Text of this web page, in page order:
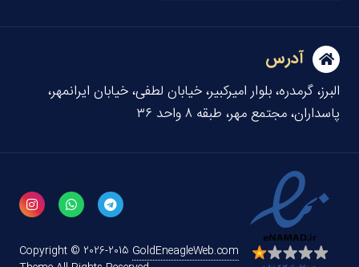
آدرس
البرز، گرمدره، بلوار امیرکبیر، خیابان لطفی، خیابان ایرانمهر،
پاسداران، مجتمع مهر، طبقه ۸ واحد ۳۶
Copyright © 2026-2015 GoldEneagleWeb.com